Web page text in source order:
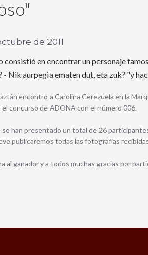
de 2011
consistió en encontrar un personaje
- Nik aurpegia ematen dut, eta zuk? "y
encontró a Carolina Cerezuela en la
concurso de ADONA con el número 006.
se han presentado un total de 26
publicaremos todas las fotografías
al ganador y a todos muchas gracias por